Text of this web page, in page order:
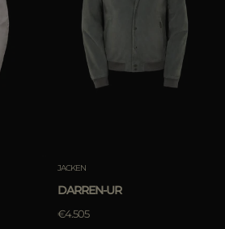
JACKEN
DARREN-UR
€4.505